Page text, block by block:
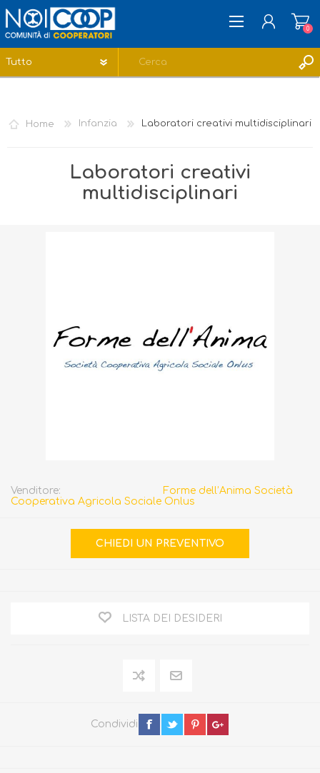
LISTA DEI DESIDERI
0
Home Infanzia Laboratori creativi multidisciplinari
Laboratori creativi
multidisciplinari
Venditore:
Forme dell’Anima Società
Cooperativa Agricola Sociale Onlus
LISTA DEI DESIDERI
Condividi